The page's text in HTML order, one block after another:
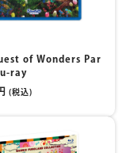
of Wonders Par
ray
(税込)